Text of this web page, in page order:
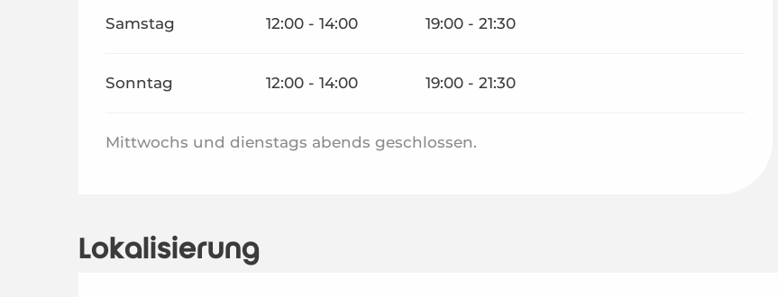
Samstag 12:00 - 14:00 19:00 - 21:30
Sonntag 12:00 - 14:00 19:00 - 21:30
Mittwochs und dienstags abends geschlossen.
Lokalisierung